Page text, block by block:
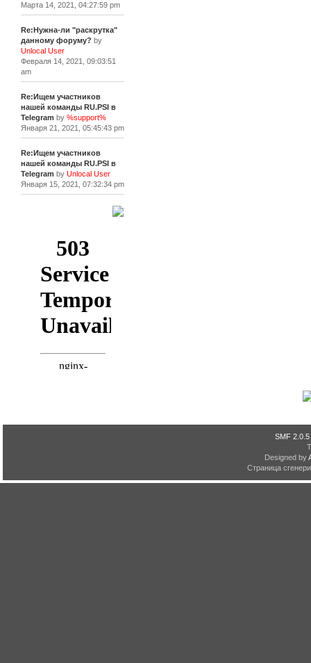
Марта 14, 2021, 04:27:59 pm
Re:Нужна-ли "раскрутка"
данному форуму? by
Unlocal User
Февраля 14, 2021, 09:03:51
am
Re:Ищем участников
нашей команды RU.PSI в
Telegram by %support%
Января 21, 2021, 05:45:43 pm
Re:Ищем участников
нашей команды RU.PSI в
Telegram by Unlocal User
Января 15, 2021, 07:32:34 pm
SMF 2.0.5
Designed by
Страница